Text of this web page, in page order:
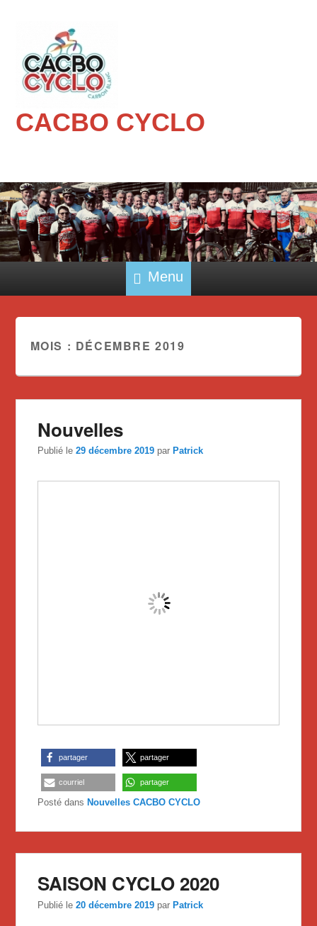
CACBO CYCLO
Menu
MOIS : DÉCEMBRE 2019
Nouvelles
Publié le29 décembre 2019 par Patrick
partager partager
courriel partager
Posté dans Nouvelles CACBO CYCLO
SAISON CYCLO 2020
Publié le20 décembre 2019 parPatrick